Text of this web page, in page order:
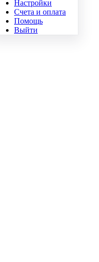
Настройки
Счета и оплата
Помощь
Выйти